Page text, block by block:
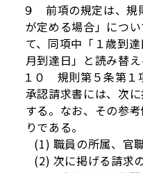
９ 前項の規定は、規
が定める場合」につ
て、同項中「１歳到
月到達日」と読み替え
１０ 規則第５条第１
承認請求書には、次
する。なお、その参
りである。
(1) 職員の所属、官
(2) 次に掲げる請求の